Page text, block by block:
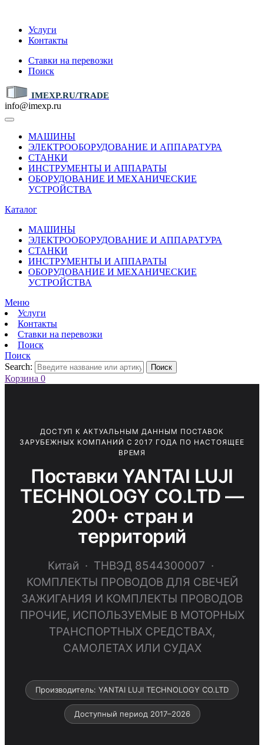
Услуги
Контакты
Ставки на перевозки
Поиск
IMEXP.RU/TRADE
info@imexp.ru
МАШИНЫ
ЭЛЕКТРООБОРУДОВАНИЕ И АППАРАТУРА
СТАНКИ
ИНСТРУМЕНТЫ И АППАРАТЫ
ОБОРУДОВАНИЕ И МЕХАНИЧЕСКИЕ
УСТРОЙСТВА
Каталог
МАШИНЫ
ЭЛЕКТРООБОРУДОВАНИЕ И АППАРАТУРА
СТАНКИ
ИНСТРУМЕНТЫ И АППАРАТЫ
ОБОРУДОВАНИЕ И МЕХАНИЧЕСКИЕ
УСТРОЙСТВА
Меню
Услуги
Контакты
Ставки на перевозки
Поиск
Поиск
Search:
Поиск
Корзина 0
ДОСТУП К АКТУАЛЬНЫМ ДАННЫМ ПОСТАВОК
ЗАРУБЕЖНЫХ КОМПАНИЙ С 2017 ГОДА ПО НАСТОЯЩЕЕ
ВРЕМЯ
Поставки YANTAI LUJI
TECHNOLOGY CO.LTD —
200+ стран и
территорий
Китай · ТНВЭД 8544300007 ·
КОМПЛЕКТЫ ПРОВОДОВ ДЛЯ СВЕЧЕЙ
ЗАЖИГАНИЯ И КОМПЛЕКТЫ ПРОВОДОВ
ПРОЧИЕ, ИСПОЛЬЗУЕМЫЕ В МОТОРНЫХ
ТРАНСПОРТНЫХ СРЕДСТВАХ,
САМОЛЕТАХ ИЛИ СУДАХ
Производитель: YANTAI LUJI TECHNOLOGY CO.LTD
Доступный период 2017–2026